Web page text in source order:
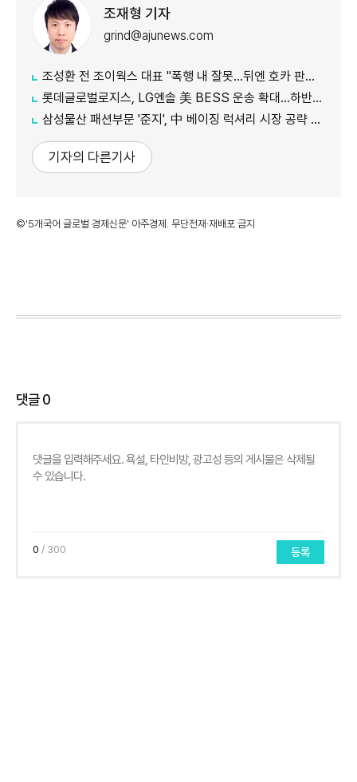
조재형 기자
grind@ajunews.com
조성환 전 조이웍스 대표 "폭행 내 잘못…뒤엔 호카 판권 노린 세력 있어"
롯데글로벌로지스, LG엔솔 美 BESS 운송 확대…하반기 물량 3배로
삼성물산 패션부문 '준지', 中 베이징 럭셔리 시장 공략 본격화
기자의 다른기사
©'5개국어 글로벌 경제신문' 아주경제. 무단전재·재배포 금지
댓글0
0 / 300 등록